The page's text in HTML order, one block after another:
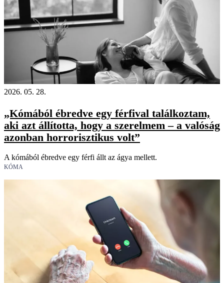
2026. 05. 28.
„Kómából ébredve egy férfival találkoztam,
aki azt állította, hogy a szerelmem – a valóság
azonban horrorisztikus volt”
A kómából ébredve egy férfi állt az ágya mellett.
KÓMA